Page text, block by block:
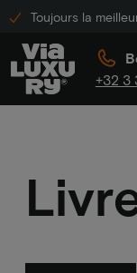
Toujours la
+32 3